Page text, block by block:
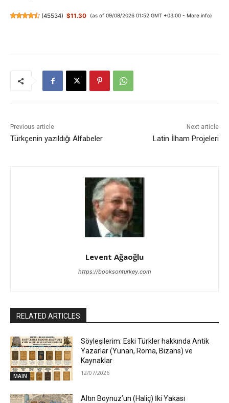
(45534) $11.30 (as of 09/08/2026 01:52 GMT +03:00 - More info)
Previous article
Türkçenin yazıldığı Alfabeler
Next article
Latin İlham Projeleri
Levent Ağaoğlu
https://booksonturkey.com
RELATED ARTICLES
MAIN
Söyleşilerim: Eski Türkler hakkında Antik
Yazarlar (Yunan, Roma, Bizans) ve
Kaynaklar
12/07/2026
Altın Boynuz’un (Haliç) İki Yakası